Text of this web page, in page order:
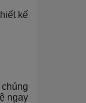
kế
ngay